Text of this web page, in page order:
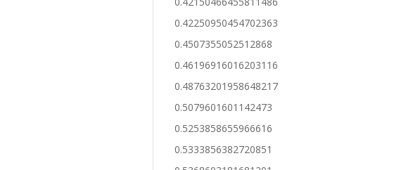
0.42250950454702363
0.4507355052512868
0.46196916016203116
0.48763201958648217
0.5079601601142473
0.5253858655966616
0.5333856382720851